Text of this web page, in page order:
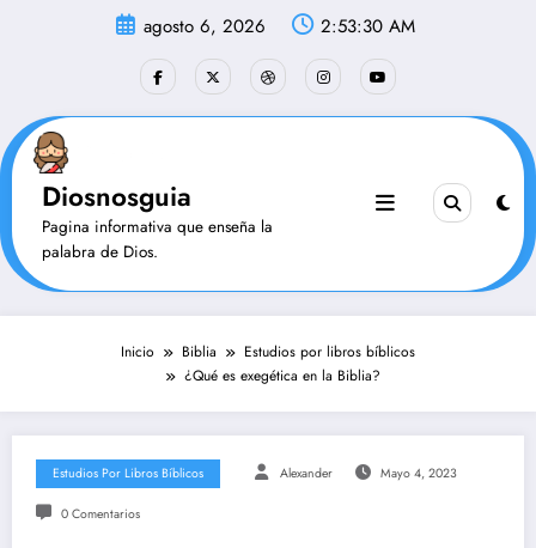
agosto 6, 2026 2:53:31 AM
Diosnosguia
Pagina informativa que enseña la
palabra de Dios.
Inicio Biblia
Estudios por libros bíblicos
¿Qué es exegética en la Biblia?
Estudios Por Libros Bíblicos Alexander Mayo 4, 2023
0 Comentarios